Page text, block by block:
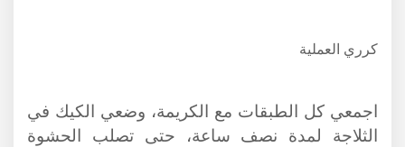
كرري العملية
اجمعي كل الطبقات مع الكريمة، وضعي الكيك في
الثلاجة لمدة نصف ساعة، حتى تصلب الحشوة